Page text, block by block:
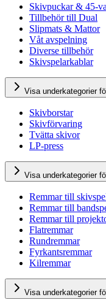
Skivpuckar & 45-
Tillbehör till Dual
Slipmats & Mattor
Våt avspelning
Diverse tillbehör
Skivspelarkablar
Visa underkategorier
Skivborstar
Skivförvaring
Tvätta skivor
LP-press
Visa underkategorier
Remmar till
Remmar till
Remmar till
Flatremmar
Rundremmar
Fyrkantsremmar
Kilremmar
Visa underkategorier